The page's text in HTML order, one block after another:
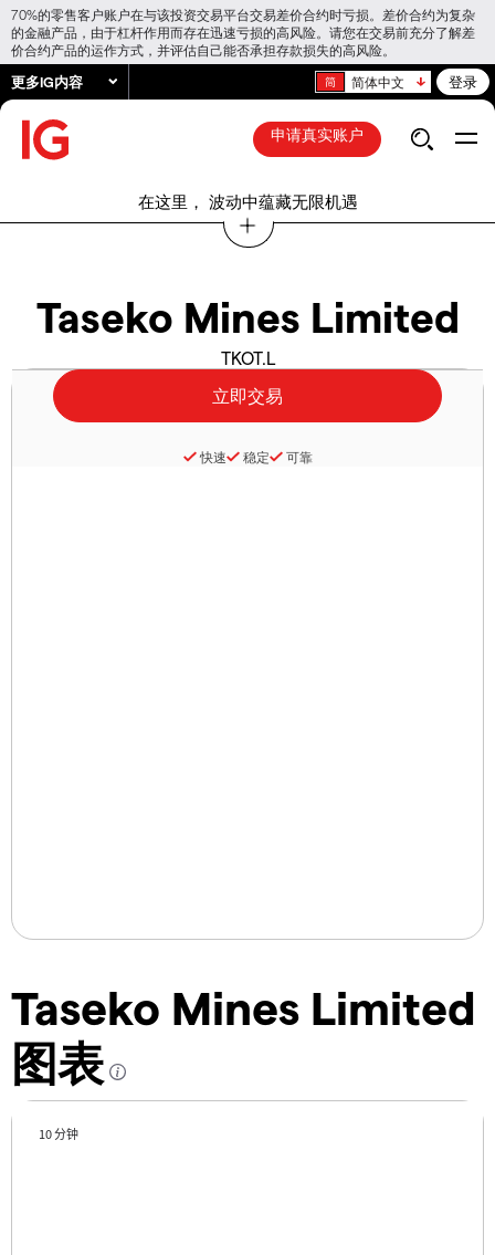
70%的零售客户账户在与该投资交易平台交易差价合约时亏损。差价合约为复杂
的金融产品，由于杠杆作用而存在迅速亏损的高风险。请您在交易前充分了解差
价合约产品的运作方式，并评估自己能否承担存款损失的高风险。
更多IG内容 简体中文 登录
申请真实账户
在这里， 波动中蕴藏无限机遇
Taseko Mines Limited
TKOT.L
Taseko Mines Limited
图表
10 分钟
快速 稳定 可靠